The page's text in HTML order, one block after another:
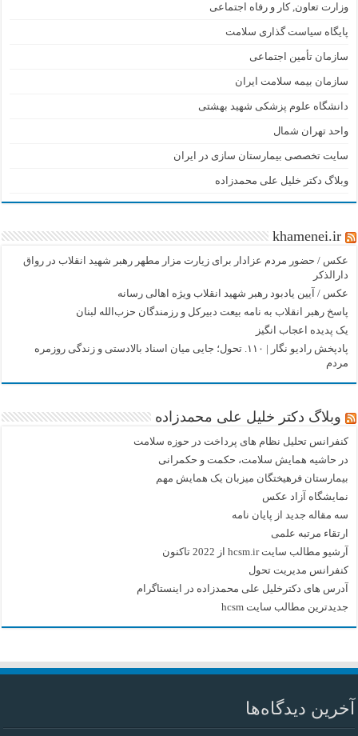
وزارت تعاون, کار و رفاه اجتماعی
پایگاه سیاست گذاری سلامت
سازمان تأمین اجتماعی
سازمان بیمه سلامت ایران
دانشگاه علوم پزشکی شهید بهشتی
واحد تهران شمال
سایت تخصصی بیمارستان سازی در ایران
وبلاگ دکتر خلیل علی محمدزاده
khamenei.ir
عکس / حضور مردم عزادار برای زیارت مزار مطهر رهبر شهید انقلاب در رواق
دارالذکر
عکس / آیین یادبود رهبر شهید انقلاب ویژه اهالی رسانه
پاسخ رهبر انقلاب به نامه بیعت دبیرکل و رزمندگان حزب‌الله لبنان
یک پدیده اعجاب انگیز
پادپخش رادیو نگار | ۱۱۰. تحول؛ جایی میان اسناد بالادستی و زندگی روزمره
مردم
وبلاگ دکتر خلیل علی محمدزاده
کنفرانس تحلیل نظام های پرداخت در حوزه سلامت
در حاشیه همایش سلامت، حکمت و حکمرانی
بیمارستان فرهیختگان میزبان یک همایش مهم
نمایشگاه آزاد عکس
سه مقاله جدید از پایان نامه
ارتقاء مرتبه علمی
آرشیو مطالب سایت hcsm.ir از 2022 تاکنون
کنفرانس مدیریت تحول
آدرس های دکترخلیل علی محمدزاده در اینستاگرام
جدیدترین مطالب سایت hcsm
آخرین دیدگاه‌ها